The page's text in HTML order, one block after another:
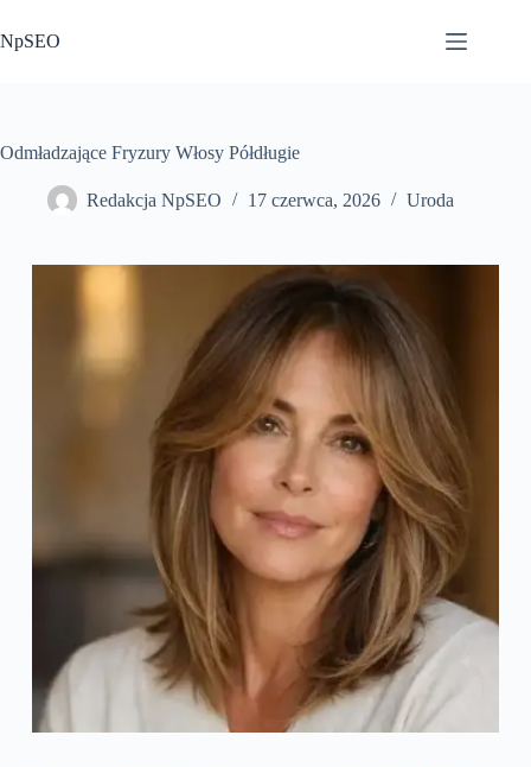
do
treści
NpSEO
Odmładzające Fryzury Włosy Półdługie
Redakcja NpSEO 17 czerwca, 2026 Uroda